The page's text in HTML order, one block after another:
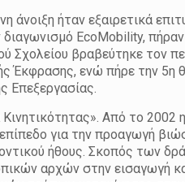
ήταν εξαιρετικά
EcoMobility,
Σχολείου βραβεύτηκε τον
Έκφρασης, ενώ πήρε την 5η
Επεξεργασίας.
Από το 2002
για την προαγωγή
ήθους. Σκοπός των
αρχών στην εισαγωγή